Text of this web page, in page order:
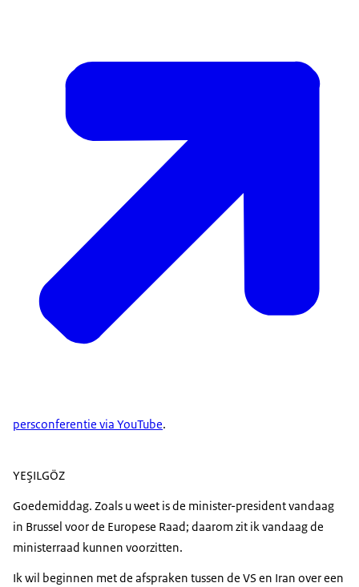
persconferentie via YouTube.
YEŞILGÖZ
Goedemiddag. Zoals u weet is de minister-president vandaag
in Brussel voor de Europese Raad; daarom zit ik vandaag de
ministerraad kunnen voorzitten.
Ik wil beginnen met de afspraken tussen de VS en Iran over een